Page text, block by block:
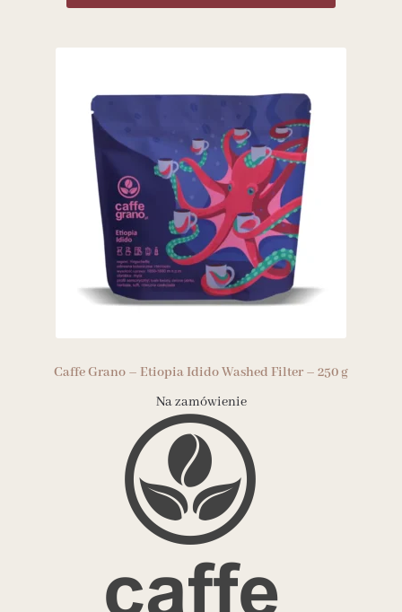
Caffe Grano – Etiopia Idido Washed Filter – 250 g
Na zamówienie